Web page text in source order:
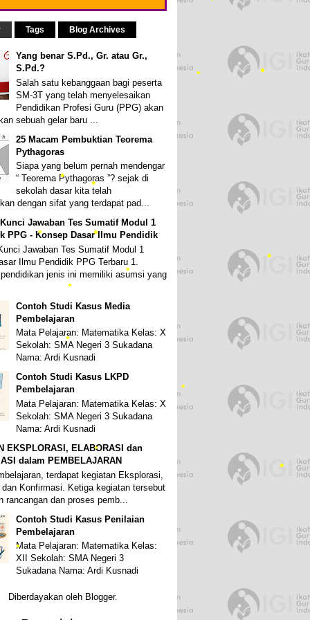
Tags Blog Archives
Yang benar S.Pd., Gr. atau Gr.,
S.Pd.?
Salah satu kebanggaan bagi peserta
SM-3T yang telah menyelesaikan
Pendidikan Profesi Guru (PPG) akan
sebuah gelar baru ...
25 Macam Pembuktian Teorema
Pythagoras
Siapa yang belum pernah mendengar
“ Teorema Pythagoras ”? sejak di
sekolah dasar kita telah
dengan sifat yang terdapat pad...
Jawaban Tes Sumatif Modul 1
PPG - Konsep Dasar Ilmu Pendidik
Jawaban Tes Sumatif Modul 1
Ilmu Pendidik PPG Terbaru 1.
pendidikan jenis ini memiliki asumsi yang
Contoh Studi Kasus Media
Pembelajaran
Mata Pelajaran: Matematika Kelas: X
Sekolah: SMA Negeri 3 Sukadana
Nama: Ardi Kusnadi
Contoh Studi Kasus LKPD
Pembelajaran
Mata Pelajaran: Matematika Kelas: X
Sekolah: SMA Negeri 3 Sukadana
Nama: Ardi Kusnadi
EKSPLORASI, ELABORASI dan
dalam PEMBELAJARAN
terdapat kegiatan Eksplorasi,
dan Konfirmasi. Ketiga kegiatan tersebut
rancangan dan proses pemb...
Contoh Studi Kasus Penilaian
Pembelajaran
Mata Pelajaran: Matematika Kelas:
XII Sekolah: SMA Negeri 3
Sukadana Nama: Ardi Kusnadi
Diberdayakan oleh Blogger.
•
•
•
•
•